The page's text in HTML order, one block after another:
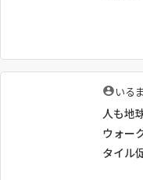
執
者
：
いる
人も地
ウォー
タイル